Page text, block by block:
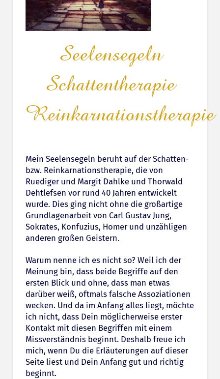
Seelensegeln
Schattentherapie
Reinkarnationstherapie
Mein Seelensegeln beruht auf der Schatten-
bzw. Reinkarnationstherapie, die von
Ruediger und Margit Dahlke und Thorwald
Dehtlefsen vor rund 40 Jahren entwickelt
wurde. Dies ging nicht ohne die großartige
Grundlagenarbeit von Carl Gustav Jung,
Sokrates, Konfuzius, Homer und unzähligen
anderen großen Geistern.
Warum nenne ich es nicht so? Weil ich der
Meinung bin, dass beide Begriffe auf den
ersten Blick und ohne, dass man etwas
darüber weiß, oftmals falsche Assoziationen
wecken. Und da im Anfang alles liegt, möchte
ich nicht, dass Dein möglicherweise erster
Kontakt mit diesen Begriffen mit einem
Missverständnis beginnt. Deshalb freue ich
mich, wenn Du die Erläuterungen auf dieser
Seite liest und Dein Anfang gut und richtig
beginnt.